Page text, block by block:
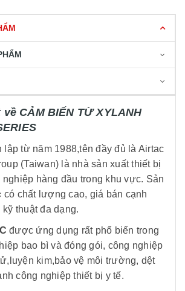
CẢM BIẾN TỪ XYLANH
lập từ năm 1988,tên đầy đủ là Airtac
(Taiwan) là nhà sản xuất thiết bị
nghiệp hàng đầu trong khu vực. Sản
có chất lượng cao, giá bán cạnh
thuật đa dạng.
được ứng dụng rất phổ biến trong
bao bì và đóng gói, công nghiệp
kim,bảo vệ môi trường, dệt
công nghiệp thiết bị y tế.